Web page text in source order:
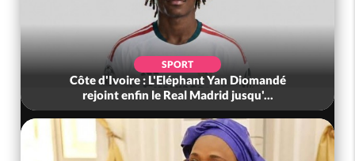
SPORT
Côte d'Ivoire : L'Eléphant Yan Diomandé
rejoint enfin le Real Madrid jusqu'...